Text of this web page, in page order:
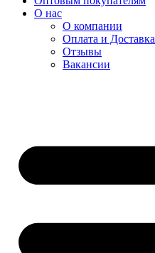
О нас
О компании
Оплата и Доставка
Отзывы
Вакансии